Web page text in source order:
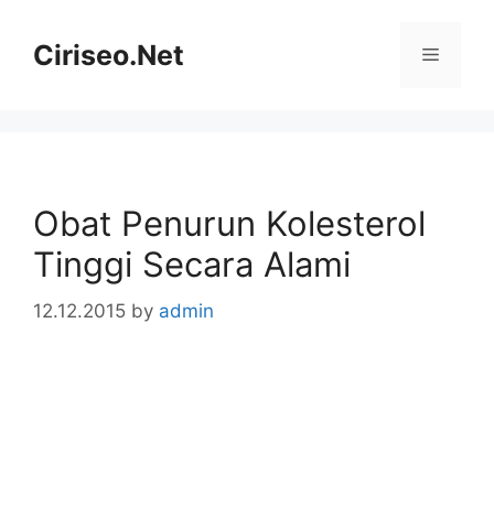
contentCiriseo.Net Menu
Obat Penurun Kolesterol
Tinggi Secara Alami
12.12.2015 by admin